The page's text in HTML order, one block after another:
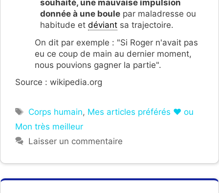
souhaité, une mauvaise impulsion
donnée à une boule par maladresse ou
habitude et déviant sa trajectoire.
On dit par exemple : "Si Roger n'avait pas
eu ce coup de main au dernier moment,
nous pouvions gagner la partie".
Source : wikipedia.org
Étiquettes
Corps humain, Mes articles préférés ❤ ou
Mon très meilleur
Laisser un commentaire